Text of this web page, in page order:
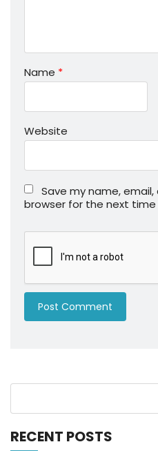
Name *
Website
Save my name,
browser for the next
RECENT POSTS